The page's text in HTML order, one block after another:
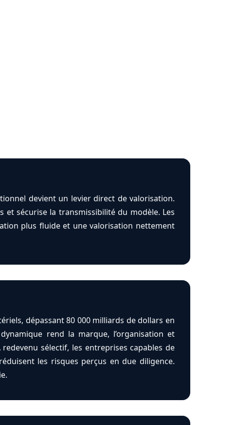
devient un levier direct de valorisation.
sécurise la transmissibilité du modèle. Les
plus fluide et une valorisation nettement
dépassant 80 000 milliards de dollars en
rend la marque, l’organisation et
sélectif, les entreprises capables de
les risques perçus en due diligence.